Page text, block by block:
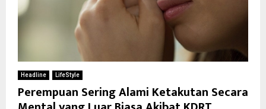
Headline LifeStyle
Perempuan Sering Alami Ketakutan Secara